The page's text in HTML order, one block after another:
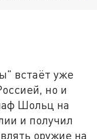
встаёт уже
но и
Шольц на
и получил
оружие на